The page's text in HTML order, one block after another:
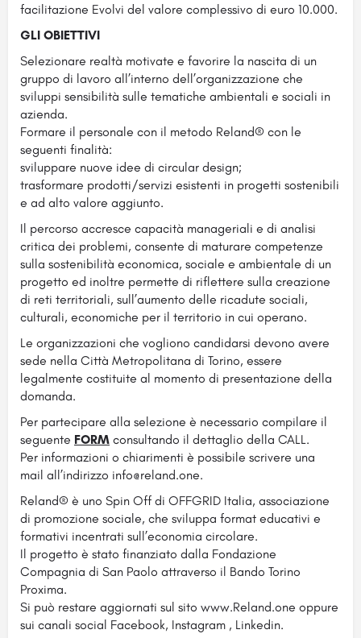
facilitazione Evolvi del valore complessivo di euro 10.000.
GLI OBIETTIVI
Selezionare realtà motivate e favorire la nascita di un
gruppo di lavoro all’interno dell’organizzazione che
sviluppi sensibilità sulle tematiche ambientali e sociali in
azienda.
Formare il personale con il metodo Reland® con le
seguenti finalità:
sviluppare nuove idee di circular design;
trasformare prodotti/servizi esistenti in progetti sostenibili
e ad alto valore aggiunto.
Il percorso accresce capacità manageriali e di analisi
critica dei problemi, consente di maturare competenze
sulla sostenibilità economica, sociale e ambientale di un
progetto ed inoltre permette di riflettere sulla creazione
di reti territoriali, sull’aumento delle ricadute sociali,
culturali, economiche per il territorio in cui operano.
Le organizzazioni che vogliono candidarsi devono avere
sede nella Città Metropolitana di Torino, essere
legalmente costituite al momento di presentazione della
domanda.
Per partecipare alla selezione è necessario compilare il
seguente FORM consultando il dettaglio della CALL.
Per informazioni o chiarimenti è possibile scrivere una
mail all’indirizzo info@reland.one.
Reland® è uno Spin Off di OFFGRID Italia, associazione
di promozione sociale, che sviluppa format educativi e
formativi incentrati sull’economia circolare.
Il progetto è stato finanziato dalla Fondazione
Compagnia di San Paolo attraverso il Bando Torino
Proxima.
Si può restare aggiornati sul sito www.Reland.one oppure
sui canali social Facebook, Instagram , Linkedin.